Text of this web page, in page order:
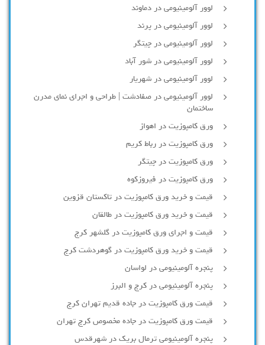
لوور آلومینیومی در دماوند
لوور آلومینیومی در پرند
لوور آلومینیومی در چیتگر
لوور آلومینیومی در شور آباد
لوور آلومينيومي در شهريار
لوور آلومینیومی در صفادشت | طراحی و اجرای نمای مدرن
ساختمان
ورق کامپوزیت در اهواز
ورق کامپوزیت در رباط کریم
ورق کامپوزیت در چیتگر
ورق کامپوزیت در فیروزکوه
قیمت و خرید ورق کامپوزیت در تاکستان قزوین
قیمت و خرید ورق کامپوزیت در طالقان
قیمت و اجرای ورق کامپوزیت در گلشهر کرج
قیمت و خرید ورق کامپوزیت در گوهردشت کرج
پنجره آلومینیومی در لواسان
پنجره آلومینیومی در کرج و البرز
قیمت ورق کامپوزیت در جاده قدیم تهران کرج
قیمت ورق کامپوزیت در جاده مخصوص کرج تهران
پنجره آلومینیومی ترمال بریک در شهرقدس